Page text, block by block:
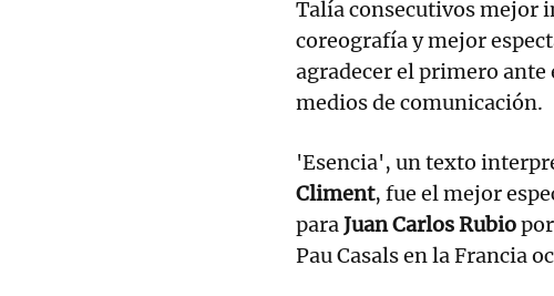
Talía consecutivos mejor
coreografía y mejor
agradecer el primero
medios de comunicación.
'Esencia', un texto
Climent, fue el mejor
paraJuan Carlos Rubio
Pau Casals en la Francia